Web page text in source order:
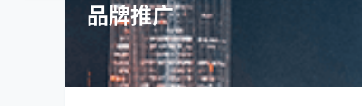
品牌推广